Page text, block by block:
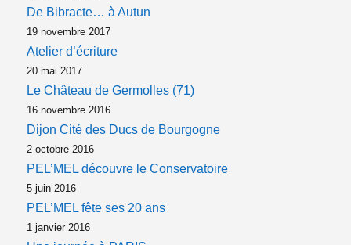
De Bibracte… à Autun
19 novembre 2017
Atelier d’écriture
20 mai 2017
Le Château de Germolles (71)
16 novembre 2016
Dijon Cité des Ducs de Bourgogne
2 octobre 2016
PEL’MEL découvre le Conservatoire
5 juin 2016
PEL’MEL fête ses 20 ans
1 janvier 2016